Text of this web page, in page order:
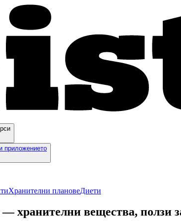
приложението
Хранителни плановеДиети
хранителни вещества, ползи